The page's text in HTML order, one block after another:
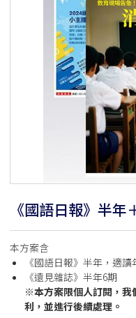
《國語日報》半
本方案含
《國語日報》半年，適
《遠見雜誌》半年6期
※本方案限個人訂閱，我
利，並進行後續處理。